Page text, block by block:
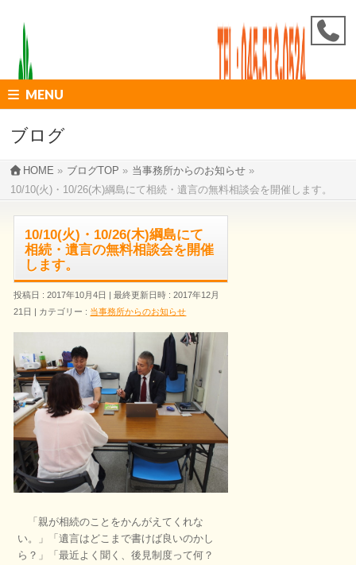
MENU
ブログ
HOME » ブログTOP » 当事務所からのお知らせ »
10/10(火)・10/26(木)綱島にて相続・遺言の無料相談会を開催します。
10/10(火)・10/26(木)綱島にて
相続・遺言の無料相談会を開催
します。
投稿日 : 2017年10月4日
最終更新日時 : 2017年12月
21日
カテゴリー : 当事務所からのお知らせ
「親が相続のことをかんがえてくれな
い。」「遺言はどこまで書けば良いのかし
ら？」「最近よく聞く、後見制度って何？